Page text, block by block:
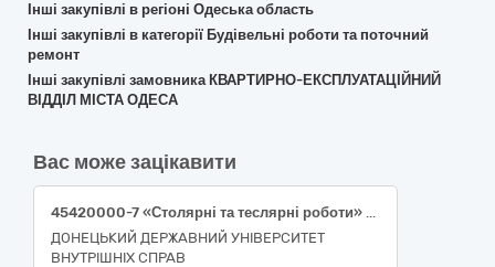
Інші закупівлі в регіоні Одеська область
Інші закупівлі в категорії Будівельні роботи та поточний
ремонт
Інші закупівлі замовника КВАРТИРНО-ЕКСПЛУАТАЦІЙНИЙ
ВІДДІЛ МІСТА ОДЕСА
Вас може зацікавити
45420000-7 «Столярні та теслярні роботи» (поточний ремонт по влаштуванню відокремлених приміщень з частковою заміною огороджувальних конструкцій в будівлі Донецького державного університету внутрішніх справ за адресою м.Кропивницький, вул. В. Перспективна, 1)
ДОНЕЦЬКИЙ ДЕРЖАВНИЙ УНІВЕРСИТЕТ
ВНУТРІШНІХ СПРАВ